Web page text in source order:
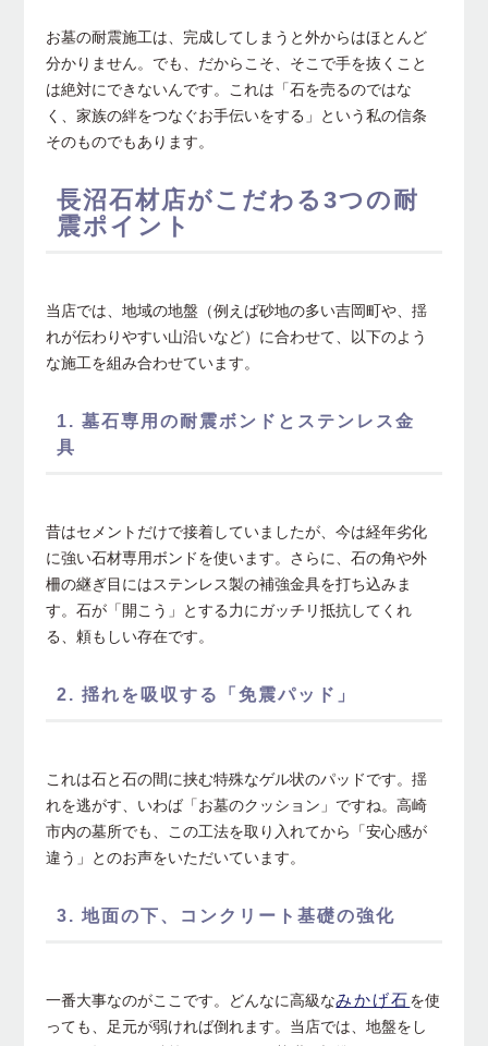
お墓の耐震施工は、完成してしまうと外からはほとんど
分かりません。でも、だからこそ、そこで手を抜くこと
は絶対にできないんです。これは「石を売るのではな
く、家族の絆をつなぐお手伝いをする」という私の信条
そのものでもあります。
長沼石材店がこだわる3つの耐
震ポイント
当店では、地域の地盤（例えば砂地の多い吉岡町や、揺
れが伝わりやすい山沿いなど）に合わせて、以下のよう
な施工を組み合わせています。
1. 墓石専用の耐震ボンドとステンレス金
具
昔はセメントだけで接着していましたが、今は経年劣化
に強い石材専用ボンドを使います。さらに、石の角や外
柵の継ぎ目にはステンレス製の補強金具を打ち込みま
す。石が「開こう」とする力にガッチリ抵抗してくれ
る、頼もしい存在です。
2. 揺れを吸収する「免震パッド」
これは石と石の間に挟む特殊なゲル状のパッドです。揺
れを逃がす、いわば「お墓のクッション」ですね。高崎
市内の墓所でも、この工法を取り入れてから「安心感が
違う」とのお声をいただいています。
3. 地面の下、コンクリート基礎の強化
一番大事なのがここです。どんなに高級なみかげ石を使
っても、足元が弱ければ倒れます。当店では、地盤をし